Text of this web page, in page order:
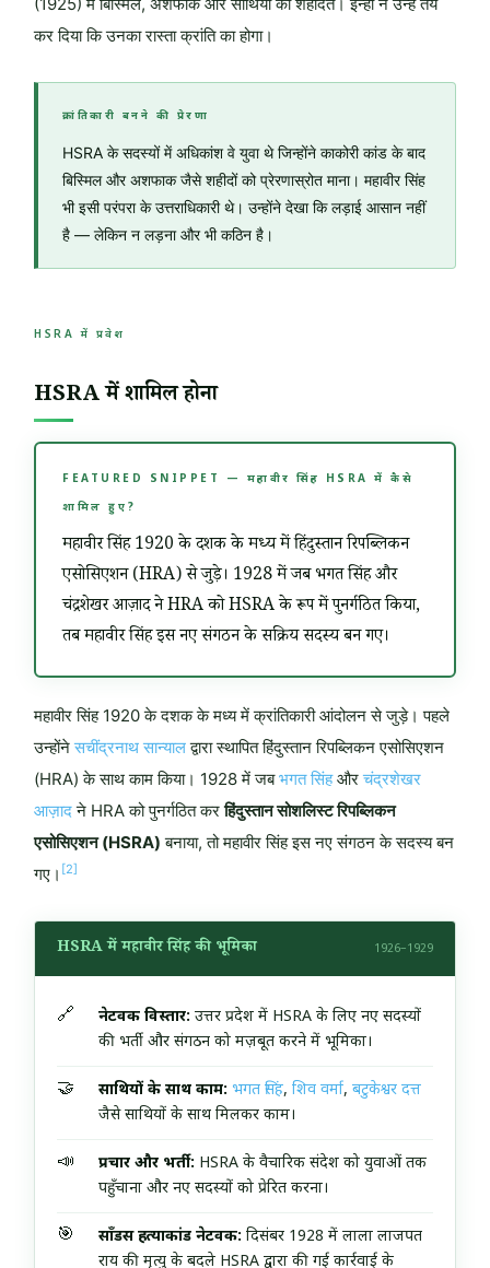
कर दिया कि उनका रास्ता क्रांति का होगा।
क्रांतिकारी बनने की प्रेरणा
HSRA के सदस्यों में अधिकांश वे युवा थे जिन्होंने काकोरी कांड के बाद
बिस्मिल और अशफाक जैसे शहीदों को प्रेरणास्रोत माना। महावीर सिंह
भी इसी परंपरा के उत्तराधिकारी थे। उन्होंने देखा कि लड़ाई आसान नहीं
है — लेकिन न लड़ना और भी कठिन है।
HSRA में प्रवेश
HSRA में शामिल होना
FEATURED SNIPPET — महावीर सिंह HSRA में कैसे
शामिल हुए?
महावीर सिंह 1920 के दशक के मध्य में हिंदुस्तान रिपब्लिकन
एसोसिएशन (HRA) से जुड़े। 1928 में जब भगत सिंह और
चंद्रशेखर आज़ाद ने HRA को HSRA के रूप में पुनर्गठित किया,
तब महावीर सिंह इस नए संगठन के सक्रिय सदस्य बन गए।
महावीर सिंह 1920 के दशक के मध्य में क्रांतिकारी आंदोलन से जुड़े। पहले
उन्होंनेसचींद्रनाथ सान्यालद्वारा स्थापित हिंदुस्तान रिपब्लिकन एसोसिएशन
(HRA) के साथ काम किया। 1928 में जबभगत सिंहऔरचंद्रशेखर
आज़ादने HRA को पुनर्गठित करहिंदुस्तान सोशलिस्ट रिपब्लिकन
एसोसिएशन (HSRA) बनाया, तो महावीर सिंह इस नए संगठन के सदस्य बन
गए। [2]
HSRA में महावीर सिंह की भूमिका 1926–1929
🔗 नेटवर्क विस्तार: उत्तर प्रदेश में HSRA के लिए नए सदस्यों
की भर्ती और संगठन को मज़बूत करने में भूमिका।
🤝 साथियों के साथ काम: भगत सिंह, शिव वर्मा, बटुकेश्वर दत्त
जैसे साथियों के साथ मिलकर काम।
📣 प्रचार और भर्ती: HSRA के वैचारिक संदेश को युवाओं तक
पहुँचाना और नए सदस्यों को प्रेरित करना।
🎯 साँडर्स हत्याकांड नेटवर्क: दिसंबर 1928 में लाला लाजपत
राय की मृत्यु के बदले HSRA द्वारा की गई कार्रवाई के